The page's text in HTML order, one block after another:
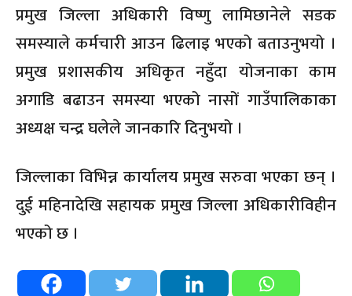
प्रमुख जिल्ला अधिकारी विष्णु लामिछानेले सडक
समस्याले कर्मचारी आउन ढिलाइ भएको बताउनुभयो ।
प्रमुख प्रशासकीय अधिकृत नहुँदा योजनाका काम
अगाडि बढाउन समस्या भएको नासों गाउँपालिकाका
अध्यक्ष चन्द्र घलेले जानकारि दिनुभयो ।
जिल्लाका विभिन्न कार्यालय प्रमुख सरुवा भएका छन् ।
दुई महिनादेखि सहायक प्रमुख जिल्ला अधिकारीविहीन
भएको छ ।